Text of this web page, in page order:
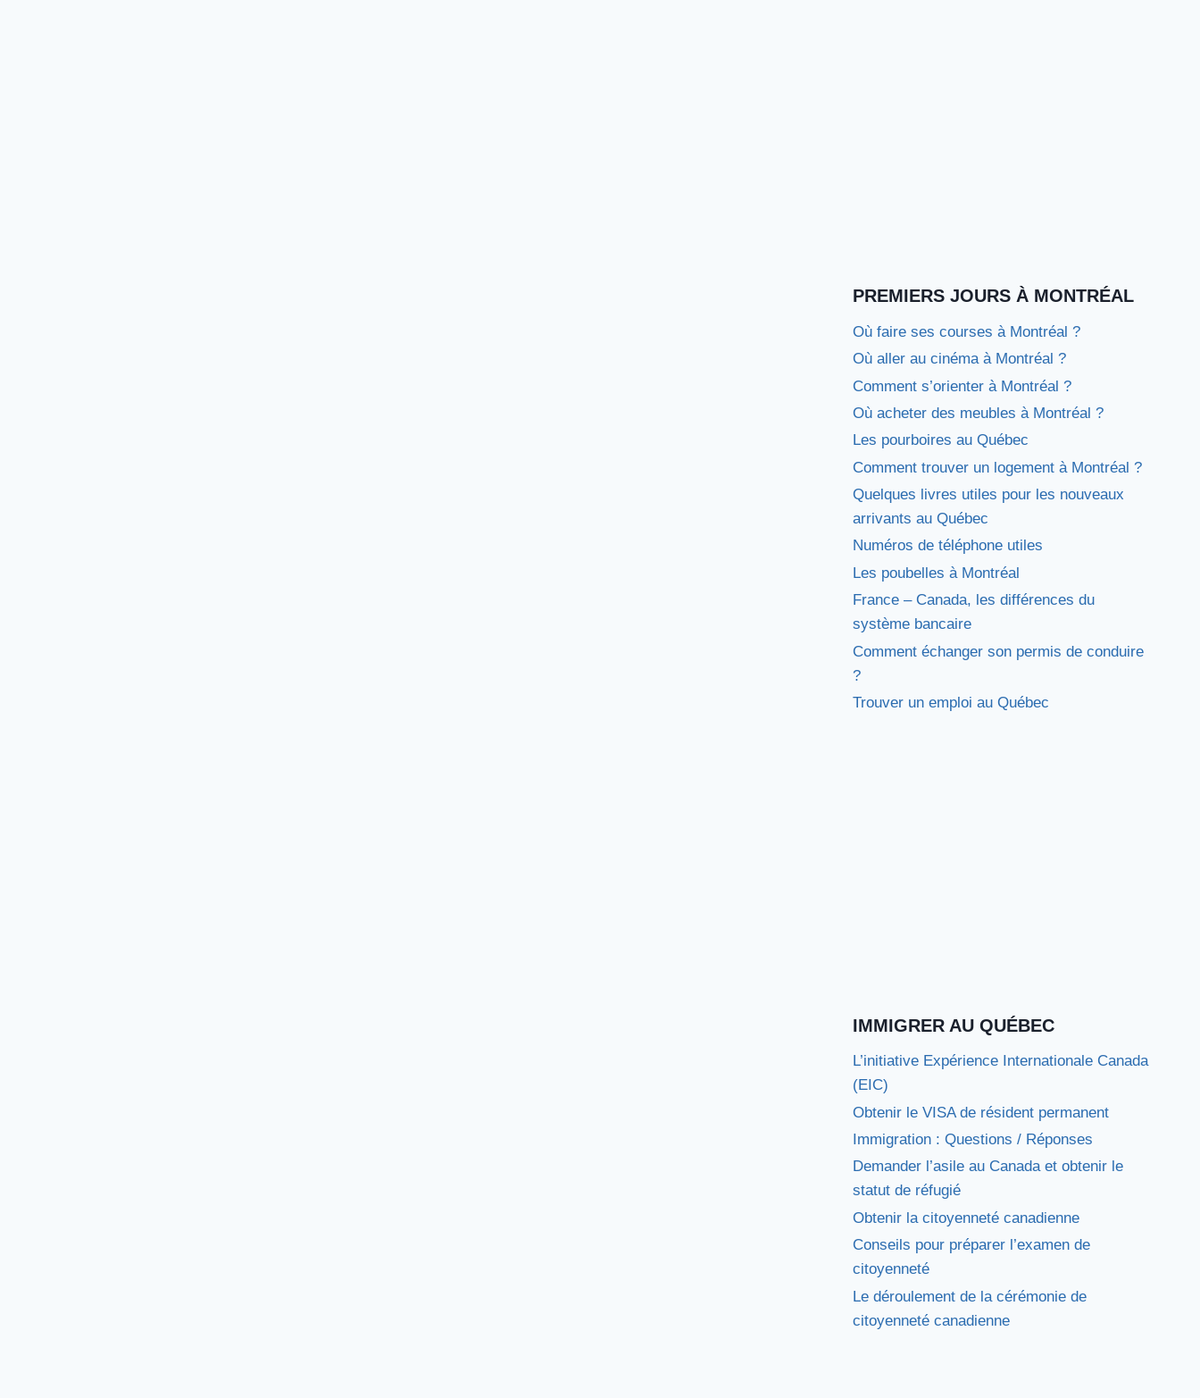
PREMIERS JOURS À MONTRÉAL
Où faire ses courses à Montréal ?
Où aller au cinéma à Montréal ?
Comment s’orienter à Montréal ?
Où acheter des meubles à Montréal ?
Les pourboires au Québec
Comment trouver un logement à Montréal ?
Quelques livres utiles pour les nouveaux
arrivants au Québec
Numéros de téléphone utiles
Les poubelles à Montréal
France – Canada, les différences du
système bancaire
Comment échanger son permis de conduire
?
Trouver un emploi au Québec
IMMIGRER AU QUÉBEC
L’initiative Expérience Internationale Canada
(EIC)
Obtenir le VISA de résident permanent
Immigration : Questions / Réponses
Demander l’asile au Canada et obtenir le
statut de réfugié
Obtenir la citoyenneté canadienne
Conseils pour préparer l’examen de
citoyenneté
Le déroulement de la cérémonie de
citoyenneté canadienne